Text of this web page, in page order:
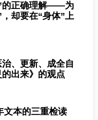
”的正确理解——为
却要在“身体”上
、更新、成全自
出来》的观点
本的三重检读